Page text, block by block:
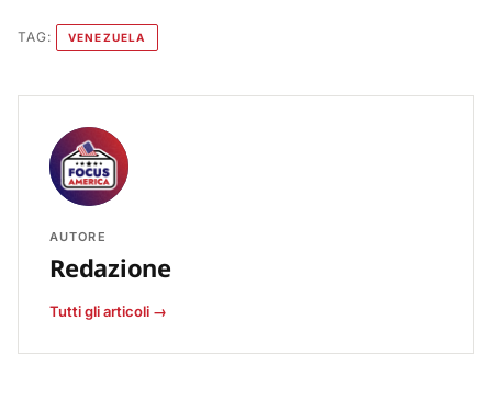
TAG: VENEZUELA
AUTORE
Redazione
Tutti gli articoli →